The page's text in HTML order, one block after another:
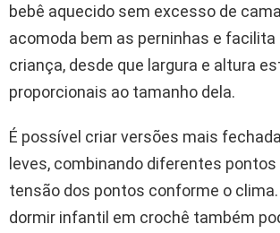
bebê aquecido sem excesso de
acomoda bem as perninhas e facilita
criança, desde que largura e altura
proporcionais ao tamanho dela.
É possível criar versões mais
leves, combinando diferentes
tensão dos pontos conforme o clima.
dormir infantil em crochê também